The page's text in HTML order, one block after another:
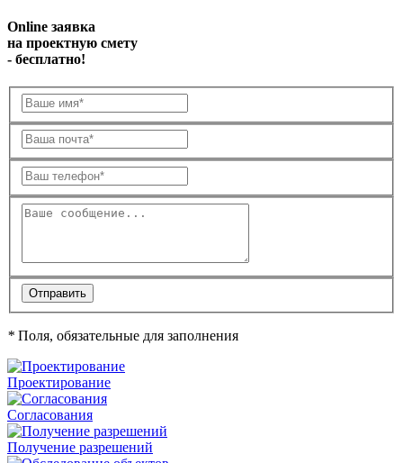
Online заявка
на проектную смету
- бесплатно!
* Поля, обязательные для заполнения
Проектирование
Согласования
Получение разрешений